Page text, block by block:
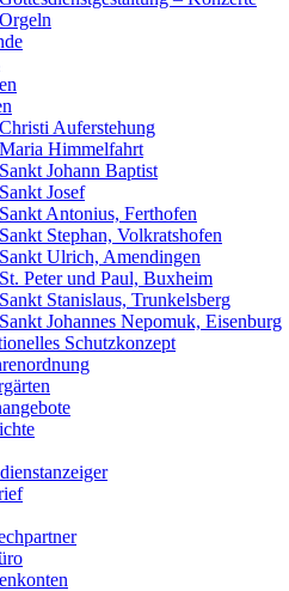
Orgeln
Christi Auferstehung
Maria Himmelfahrt
Sankt Johann Baptist
Sankt Josef
Sankt Antonius, Ferthofen
Sankt Stephan, Volkratshofen
Sankt Ulrich, Amendingen
St. Peter und Paul, Buxheim
Sankt Stanislaus, Trunkelsberg
Sankt Johannes Nepomuk, Eisenburg
Schutzkonzept